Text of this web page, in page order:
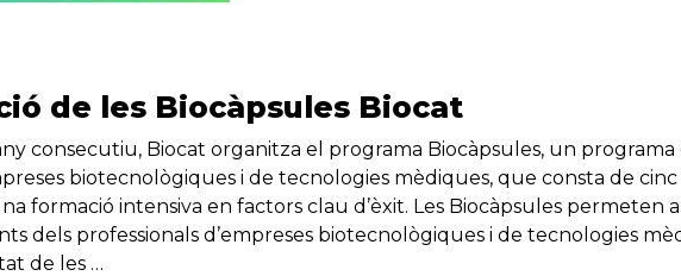
de les Biocàpsules Biocat
consecutiu, Biocat organitza el programa Biocàpsules, un programa
biotecnològiques i de tecnologies mèdiques, que consta de cinc
formació intensiva en factors clau d’èxit. Les Biocàpsules permeten
dels professionals d’empreses biotecnològiques i de tecnologies
de les …